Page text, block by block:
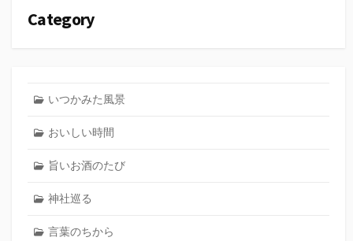
Category
いつかみた風景
おいしい時間
旨いお酒のたび
神社巡る
言葉のちから